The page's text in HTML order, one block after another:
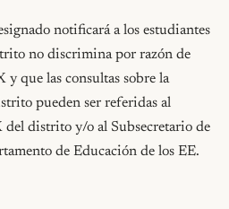
notificará a los estudiantes
no discrimina por razón de
y que las consultas sobre la
pueden ser referidas al
distrito y/o al Subsecretario de
de Educación de los EE.